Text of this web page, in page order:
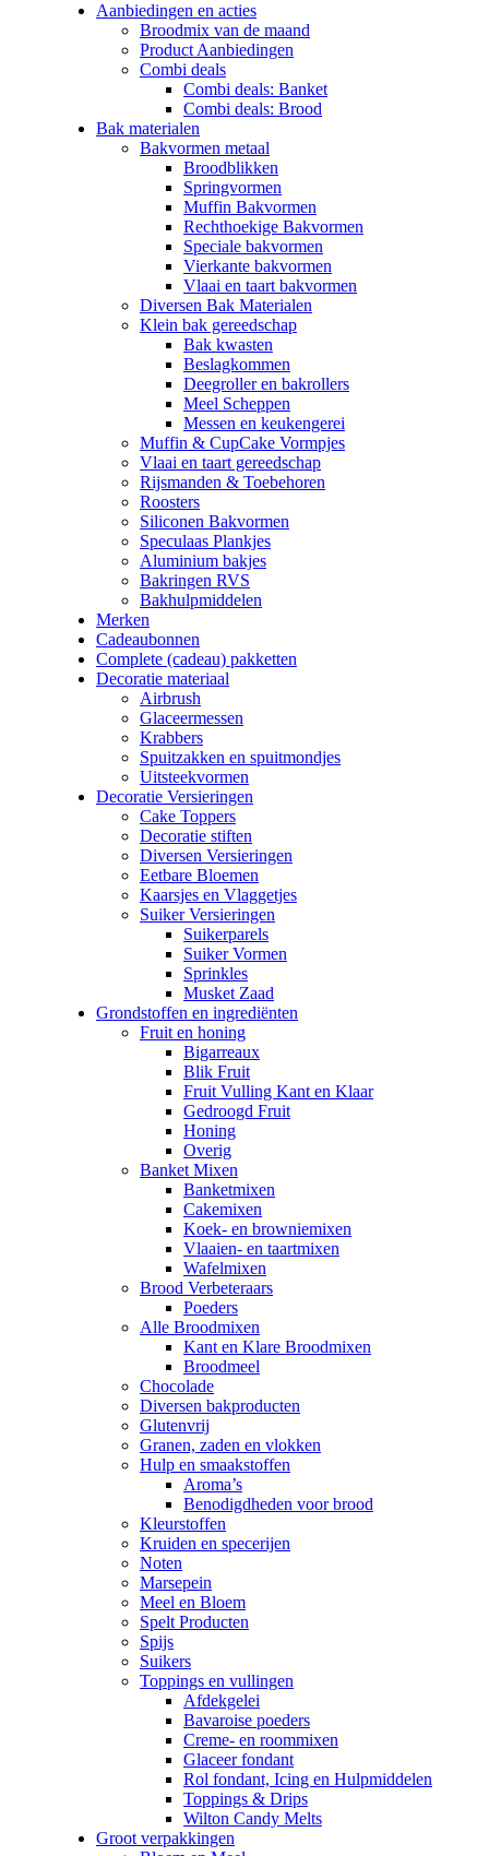
Aanbiedingen en acties
Broodmix van de maand
Product Aanbiedingen
Combi deals
Combi deals: Banket
Combi deals: Brood
Bak materialen
Bakvormen metaal
Broodblikken
Springvormen
Muffin Bakvormen
Rechthoekige Bakvormen
Speciale bakvormen
Vierkante bakvormen
Vlaai en taart bakvormen
Diversen Bak Materialen
Klein bak gereedschap
Bak kwasten
Beslagkommen
Deegroller en bakrollers
Meel Scheppen
Messen en keukengerei
Muffin & CupCake Vormpjes
Vlaai en taart gereedschap
Rijsmanden & Toebehoren
Roosters
Siliconen Bakvormen
Speculaas Plankjes
Aluminium bakjes
Bakringen RVS
Bakhulpmiddelen
Merken
Cadeaubonnen
Complete (cadeau) pakketten
Decoratie materiaal
Airbrush
Glaceermessen
Krabbers
Spuitzakken en spuitmondjes
Uitsteekvormen
Decoratie Versieringen
Cake Toppers
Decoratie stiften
Diversen Versieringen
Eetbare Bloemen
Kaarsjes en Vlaggetjes
Suiker Versieringen
Suikerparels
Suiker Vormen
Sprinkles
Musket Zaad
Grondstoffen en ingrediënten
Fruit en honing
Bigarreaux
Blik Fruit
Fruit Vulling Kant en Klaar
Gedroogd Fruit
Honing
Overig
Banket Mixen
Banketmixen
Cakemixen
Koek- en browniemixen
Vlaaien- en taartmixen
Wafelmixen
Brood Verbeteraars
Poeders
Alle Broodmixen
Kant en Klare Broodmixen
Broodmeel
Chocolade
Diversen bakproducten
Glutenvrij
Granen, zaden en vlokken
Hulp en smaakstoffen
Aroma’s
Benodigdheden voor brood
Kleurstoffen
Kruiden en specerijen
Noten
Marsepein
Meel en Bloem
Spelt Producten
Spijs
Suikers
Toppings en vullingen
Afdekgelei
Bavaroise poeders
Creme- en roommixen
Glaceer fondant
Rol fondant, Icing en Hulpmiddelen
Toppings & Drips
Wilton Candy Melts
Groot verpakkingen